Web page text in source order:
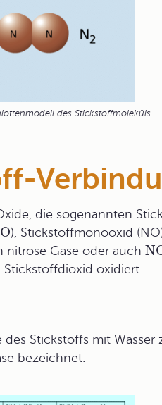
des Stickstoffmoleküls
die sogenannten
O), Stickstoffmonooxid
nitrose Gase oder auch
oxidiert.
Stickstoffs mit Wasser
bezeichnet.